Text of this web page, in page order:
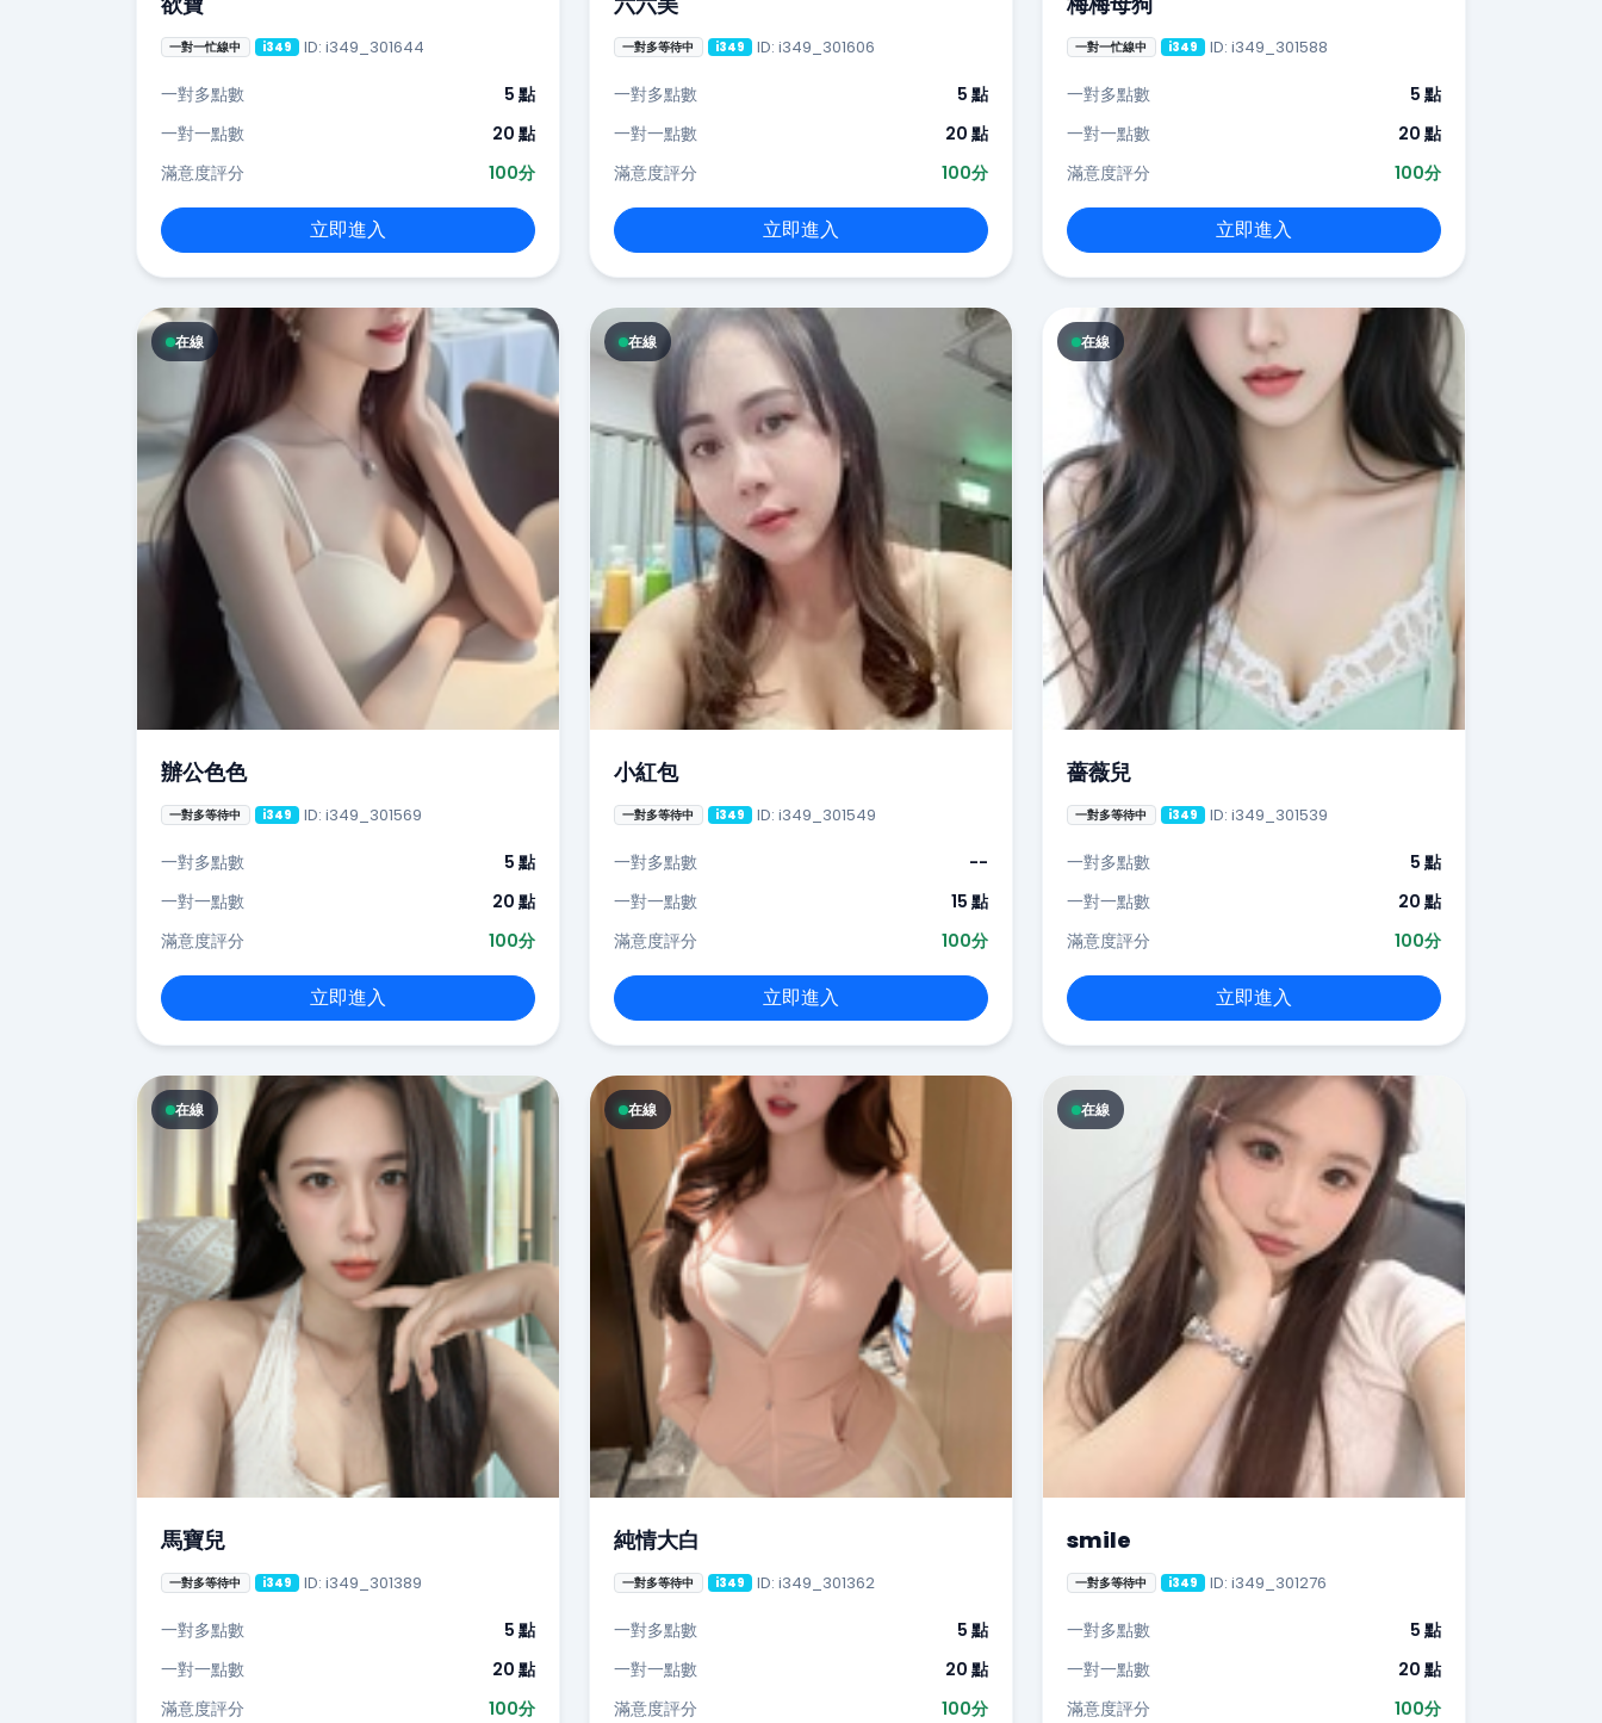
一對一忙線中 i349 ID: i349_301644
一對多點數
5 點
一對一點數
20 點
滿意度評分
100分
立即進入
一對多等待中 i349 ID: i349_301606
一對多點數
5 點
一對一點數
20 點
滿意度評分
100分
立即進入
一對一忙線中 i349 ID: i349_301588
一對多點數
5 點
一對一點數
20 點
滿意度評分
100分
立即進入
在線
辦公色色
一對多等待中 i349 ID: i349_301569
一對多點數
5 點
一對一點數
20 點
滿意度評分
100分
立即進入
在線
小紅包
一對多等待中 i349 ID: i349_301549
一對多點數
--
一對一點數
15 點
滿意度評分
100分
立即進入
在線
薔薇兒
一對多等待中 i349 ID: i349_301539
一對多點數
5 點
一對一點數
20 點
滿意度評分
100分
立即進入
在線
馬寶兒
一對多等待中 i349 ID: i349_301389
一對多點數
5 點
一對一點數
20 點
滿意度評分
100分
在線
純情大白
一對多等待中 i349 ID: i349_301362
一對多點數
5 點
一對一點數
20 點
滿意度評分
100分
在線
smile
一對多等待中 i349 ID: i349_301276
一對多點數
5 點
一對一點數
20 點
滿意度評分
100分